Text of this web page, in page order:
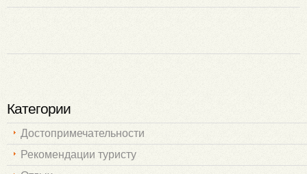
Категории
Достопримечательности
Рекомендации туристу